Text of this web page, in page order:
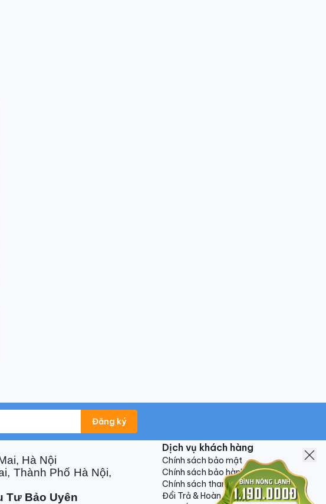
Đăng ký
Hà Nội
Thành Phố Hà Nội,
Tư Bảo Uyên
Dịch vụ khách hàng
Chính sách bảo mật
Chính sách bảo hành
Chính sách thanh toán
Đổi Trả & Hoàn Tiền